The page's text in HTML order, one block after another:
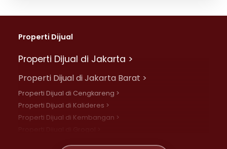
Properti Dijual
Properti Dijual di Jakarta >
Properti Dijual di Jakarta Barat >
Properti Dijual di Cengkareng >
Properti Dijual di Kalideres >
Properti Dijual di Kembangan >